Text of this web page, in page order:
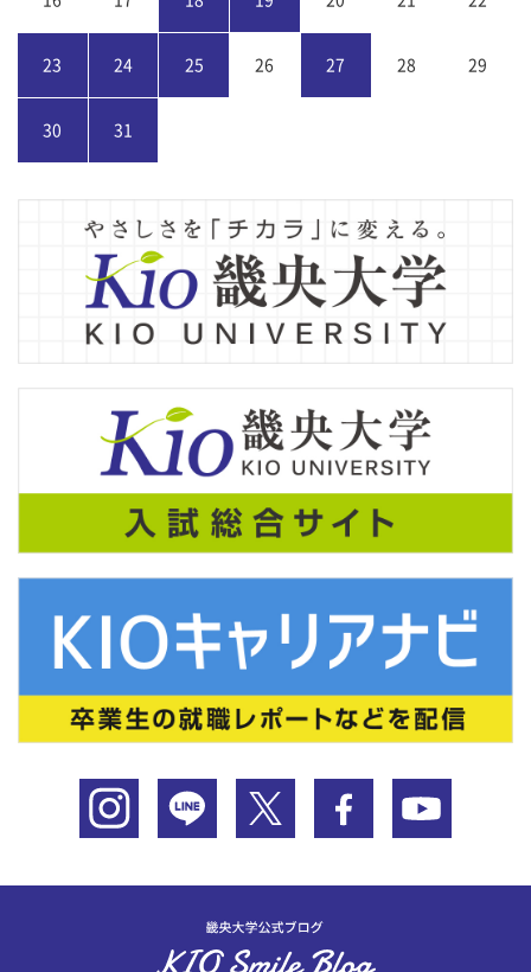
23 24 25 26 27 28 29
30 31